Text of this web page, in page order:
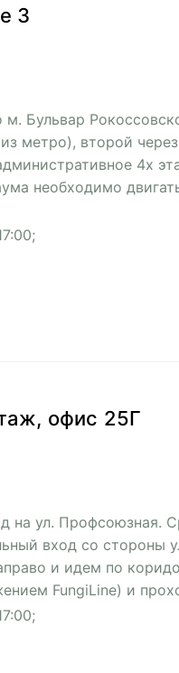
3
Бульвар
метро), второй
4х
необходимо
офис 25Г
на ул. Профсоюзная.
вход со
и идем по
FungiLine) и